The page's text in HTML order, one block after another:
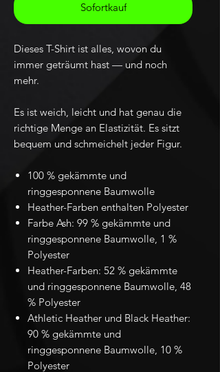
Sofortkauf
Dieses T-Shirt ist alles, wovon du
immer geträumt hast — und noch
mehr.
Es ist weich, leicht und hat genau die
richtige Menge an Elastizität. Es sitzt
bequem und schmeichelt jeder Figur.
100 % gekämmte und
ringgesponnene Baumwolle
Heather-Farben enthalten Polyester
Farbe Ash: 99 % gekämmte und
ringgesponnene Baumwolle, 1 %
Polyester
Heather-Farben: 52 % gekämmte
und ringgesponnene Baumwolle, 48
% Polyester
Athletic Heather und Black Heather:
90 % gekämmte und
ringgesponnene Baumwolle, 10 %
Polyester